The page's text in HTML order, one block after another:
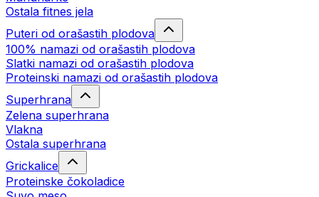
Ostala fitnes jela
Puteri od orašastih plodova
100% namazi od orašastih plodova
Slatki namazi od orašastih plodova
Proteinski namazi od orašastih plodova
Superhrana
Zelena superhrana
Vlakna
Ostala superhrana
Grickalice
Proteinske čokoladice